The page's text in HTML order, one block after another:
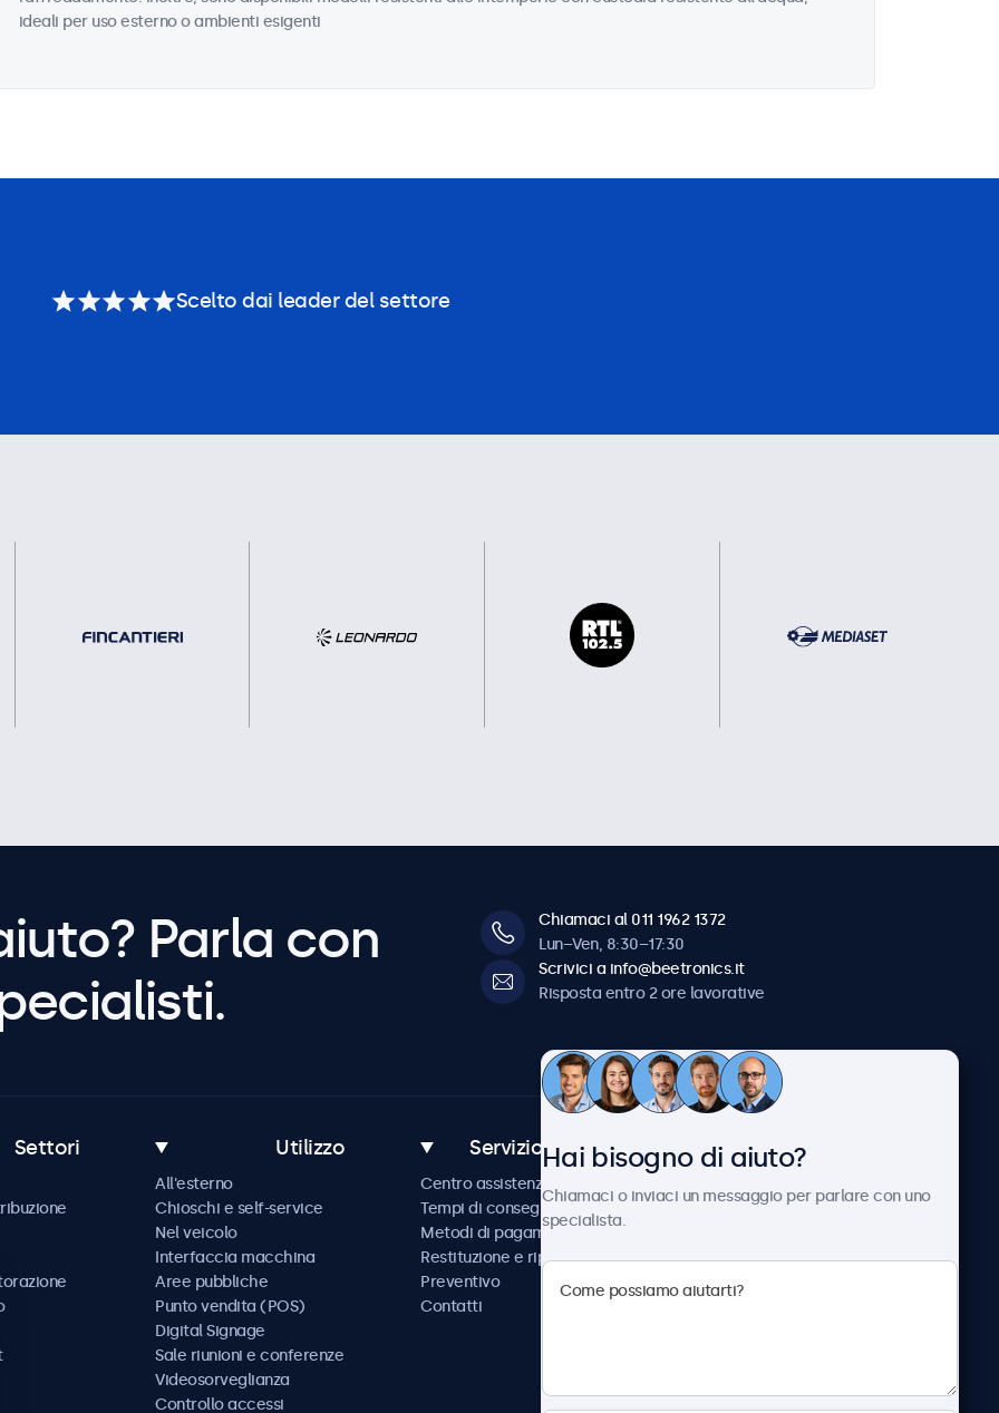
ideali per uso esterno o ambienti esigenti
Scelto dai leader del settore
Parla con
Chiamaci al 011 1962 1372
Lun–Ven, 8:30–17:30
Scrivici a info@beetronics.it
Risposta entro 2 ore lavorative
Settori Utilizzo
All'esterno
Chioschi e self-service
Nel veicolo
Interfaccia macchina
Aree pubbliche
Punto vendita (POS)
Digital Signage
Sale riunioni e conferenze
Videosorveglianza
Controllo accessi
Servizio Clienti
Centro assistenza
Tempi di consegna
Metodi di pagamento
Restituzione e riparazione
Preventivo
Contatti
Chi siamo
Notizie e aggiornamenti
Beetronics
Lavora con noi
Hai bisogno di aiuto?
Chiamaci o inviaci un messaggio per parlare con uno
specialista.